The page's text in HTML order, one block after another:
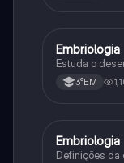
Biologia
Embriologia
Estuda o
3°EM
Biologia
Embriologia
Definições da